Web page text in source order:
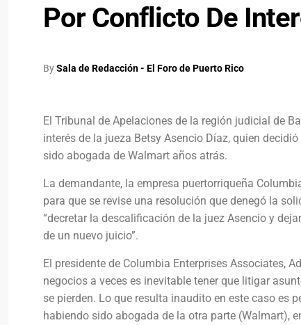
Por Conflicto De
BySala de Redacción - El Foro de Puerto Rico
El Tribunal de Apelaciones de la región judicial de
interés de la jueza Betsy Asencio Díaz, quien
sido abogada de Walmart años atrás.
La demandante, la empresa puertorriqueña
para que se revise una resolución que denegó la
“decretar la descalificación de la juez Asencio y
de un nuevo juicio”.
El presidente de Columbia Enterprises Associates,
negocios a veces es inevitable tener que litigar
se pierden. Lo que resulta inaudito en este caso es
habiendo sido abogada de la otra parte (Walmart),